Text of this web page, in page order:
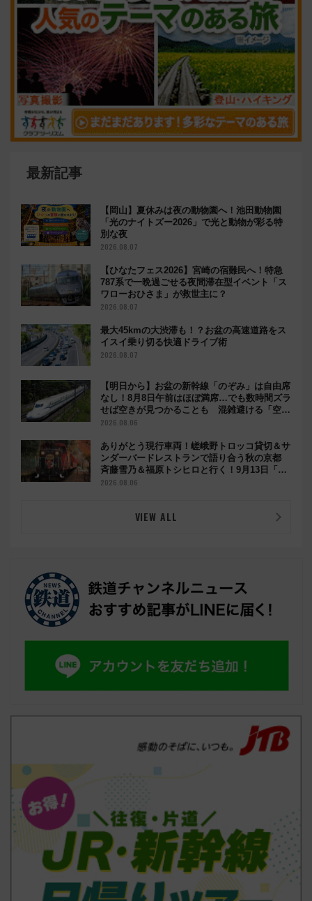
最新記事
【岡山】夏休みは夜の動物園へ！池田動物園
「光のナイトズー2026」で光と動物が彩る特
別な夜
2026.08.07
【ひなたフェス2026】宮崎の宿難民へ！特急
787系で一晩過ごせる夜間滞在型イベント「ス
ワローおひさま」が救世主に？
2026.08.07
最大45kmの大渋滞も！？お盆の高速道路をス
イスイ乗り切る快適ドライブ術
2026.08.07
【明日から】お盆の新幹線「のぞみ」は自由席
なし！8月8日午前はほぼ満席…でも数時間ズラ
せば空きが見つかることも 混雑避ける「空
席」探しのコツ
2026.08.06
ありがとう現行車両！嵯峨野トロッコ貸切＆サ
ンダーバードレストランで語り合う秋の京都
斉藤雪乃＆福原トシヒロと行く！9月13日「京
都の鉄道満喫ツアー」開催
2026.08.06
VIEW ALL